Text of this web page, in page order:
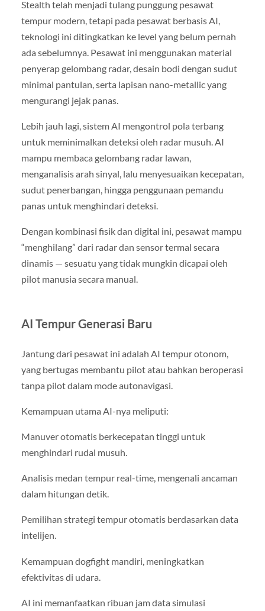
Stealth telah menjadi tulang punggung pesawat
tempur modern, tetapi pada pesawat berbasis AI,
teknologi ini ditingkatkan ke level yang belum pernah
ada sebelumnya. Pesawat ini menggunakan material
penyerap gelombang radar, desain bodi dengan sudut
minimal pantulan, serta lapisan nano-metallic yang
mengurangi jejak panas.
Lebih jauh lagi, sistem AI mengontrol pola terbang
untuk meminimalkan deteksi oleh radar musuh. AI
mampu membaca gelombang radar lawan,
menganalisis arah sinyal, lalu menyesuaikan kecepatan,
sudut penerbangan, hingga penggunaan pemandu
panas untuk menghindari deteksi.
Dengan kombinasi fisik dan digital ini, pesawat mampu
“menghilang” dari radar dan sensor termal secara
dinamis — sesuatu yang tidak mungkin dicapai oleh
pilot manusia secara manual.
AI Tempur Generasi Baru
Jantung dari pesawat ini adalah AI tempur otonom,
yang bertugas membantu pilot atau bahkan beroperasi
tanpa pilot dalam mode autonavigasi.
Kemampuan utama AI-nya meliputi:
Manuver otomatis berkecepatan tinggi untuk
menghindari rudal musuh.
Analisis medan tempur real-time, mengenali ancaman
dalam hitungan detik.
Pemilihan strategi tempur otomatis berdasarkan data
intelijen.
Kemampuan dogfight mandiri, meningkatkan
efektivitas di udara.
AI ini memanfaatkan ribuan jam data simulasi